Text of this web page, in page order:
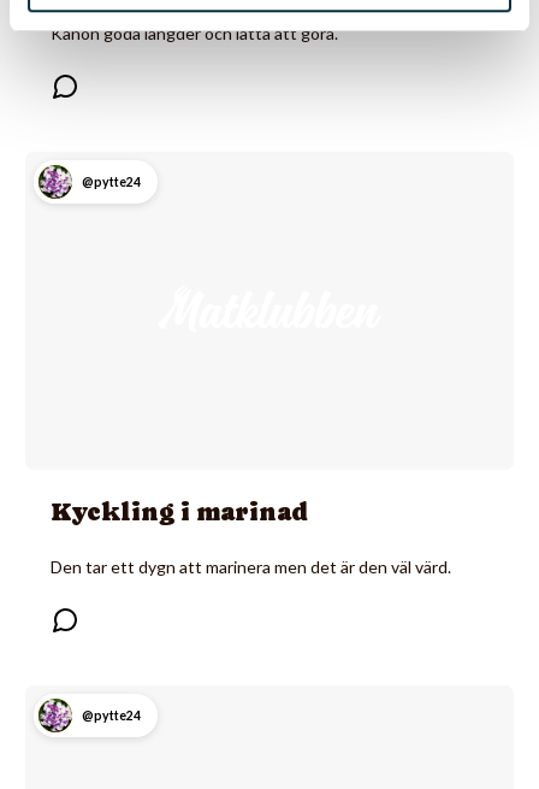
Kanon goda längder och lätta att göra.
@pytte24
Kyckling i marinad
Den tar ett dygn att marinera men det är den väl värd.
@pytte24